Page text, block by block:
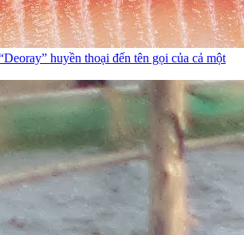
huyền thoại đến tên gọi của cả một